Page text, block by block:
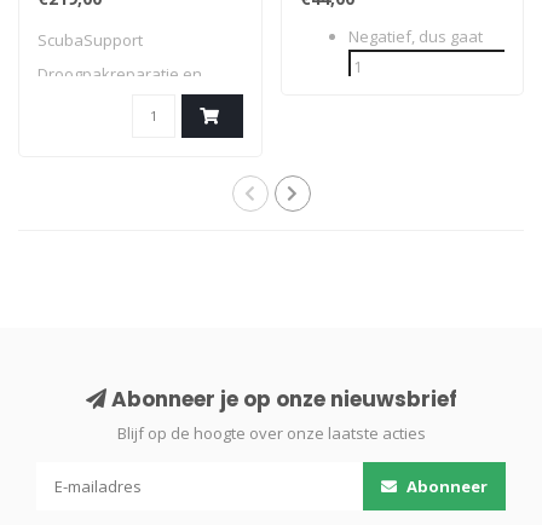
ScubaSupport
Droogpakreparatie en
Negatief, dus gaat
Abonneer je op onze nieuwsbrief
Blijf op de hoogte over onze laatste acties
Abonneer